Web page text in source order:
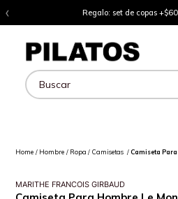
‹ Regalo: set de copas
Buscar
Hombre Ropa Camisetas Camiseta
MARITHE FRANCOIS GIRBAUD